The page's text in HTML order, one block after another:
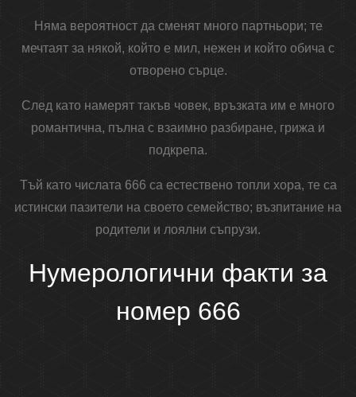
Няма вероятност да сменят много партньори; те
мечтаят за някой, който е мил, нежен и който обича с
отворено сърце.
След като намерят такъв човек, връзката им е много
романтична, пълна с взаимно разбиране, грижа и
подкрепа.
Тъй като числата 666 са естествено топли хора, те са
истински пазители на своето семейство; възпитание на
родители и лоялни съпрузи.
Нумерологични факти за
номер 666